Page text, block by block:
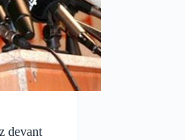
devant